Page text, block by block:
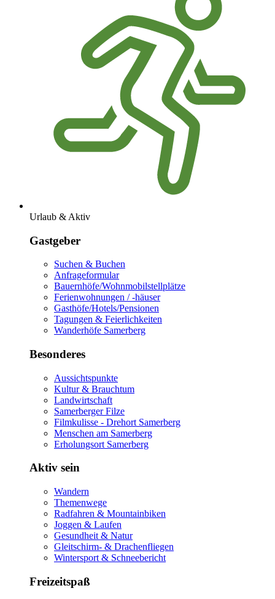
Urlaub & Aktiv
Gastgeber
Suchen & Buchen
Anfrageformular
Bauernhöfe/Wohnmobilstellplätze
Ferienwohnungen / -häuser
Gasthöfe/Hotels/Pensionen
Tagungen & Feierlichkeiten
Wanderhöfe Samerberg
Besonderes
Aussichtspunkte
Kultur & Brauchtum
Landwirtschaft
Samerberger Filze
Filmkulisse - Drehort Samerberg
Menschen am Samerberg
Erholungsort Samerberg
Aktiv sein
Wandern
Themenwege
Radfahren & Mountainbiken
Joggen & Laufen
Gesundheit & Natur
Gleitschirm- & Drachenfliegen
Wintersport & Schneebericht
Freizeitspaß